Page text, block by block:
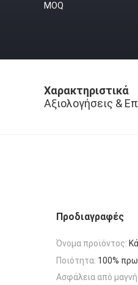
MOQ
Χαρακτηριστικά
Αξιολογήσεις &
Προδιαγραφές
Όνομα προϊόντος:
Ποιότητα: 100%
Ασφάλεια από